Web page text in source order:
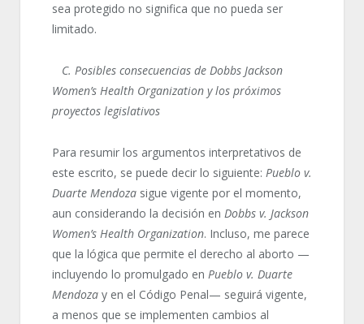
sea protegido no significa que no pueda ser
limitado.
C. Posibles consecuencias de Dobbs Jackson
Women’s Health Organizationy los próximos
proyectos legislativos
Para resumir los argumentos interpretativos de
este escrito, se puede decir lo siguiente: Pueblo v.
Duarte Mendozasigue vigente por el momento,
aun considerando la decisión en Dobbs v. Jackson
Women’s Health Organization. Incluso, me parece
que la lógica que permite el derecho al aborto —
incluyendo lo promulgado en Pueblo v. Duarte
Mendozay en el Código Penal— seguirá vigente,
a menos que se implementen cambios al